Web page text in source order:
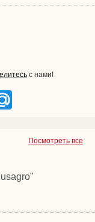
с нами!
Посмотреть все